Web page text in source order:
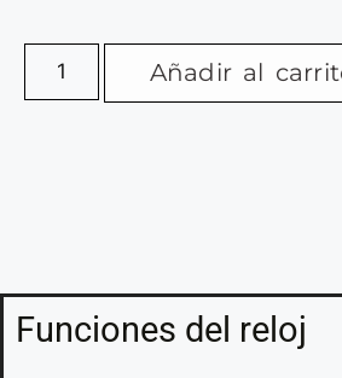
Añadir al
Funciones del reloj